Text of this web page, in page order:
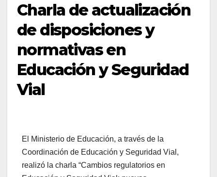
Charla de actualización
de disposiciones y
normativas en
Educación y Seguridad
Vial
El Ministerio de Educación, a través de la
Coordinación de Educación y Seguridad Vial,
realizó la charla “Cambios regulatorios en